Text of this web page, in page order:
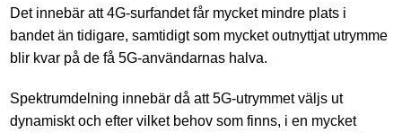
Det innebär att 4G-surfandet får mycket mindre plats i
bandet än tidigare, samtidigt som mycket outnyttjat utrymme
blir kvar på de få 5G-användarnas halva.
Spektrumdelning innebär då att 5G-utrymmet väljs ut
dynamiskt och efter vilket behov som finns, i en mycket